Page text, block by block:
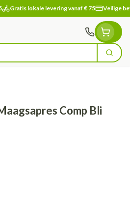
Gratis lokale levering vanaf € 75 Veilige
Zoek
Comp Bli